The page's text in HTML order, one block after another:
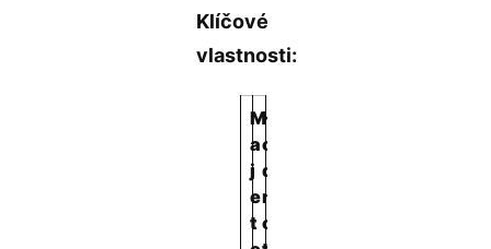
Klíčové
vlastnosti:
M
a
j
e
t
H
o
d
n
o